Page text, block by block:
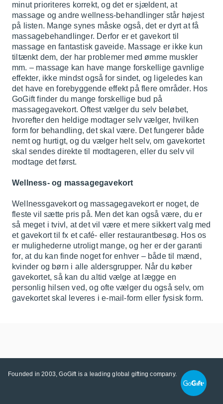
minut prioriteres korrekt, og det er sjældent, at
massage og andre wellness-behandlinger står højest
på listen. Mange synes måske også, det er dyrt at få
massagebehandlinger. Derfor er et gavekort til
massage en fantastisk gaveide. Massage er ikke kun
tiltænkt dem, der har problemer med ømme muskler
mm. – massage kan have mange forskellige gavnlige
effekter, ikke mindst også for sindet, og ligeledes kan
det have en forebyggende effekt på flere områder. Hos
GoGift finder du mange forskellige bud på
massagegavekort. Oftest vælger du selv beløbet,
hvorefter den heldige modtager selv vælger, hvilken
form for behandling, det skal være. Det fungerer både
nemt og hurtigt, og du vælger helt selv, om gavekortet
skal sendes direkte til modtageren, eller du selv vil
modtage det først.
Wellness- og massagegavekort
Wellnessgavekortog massagegavekort er noget, de
fleste vil sætte pris på. Men det kan også være, du er
så meget i tvivl, at det vil være et mere sikkert valg med
et gavekort til fx etcafé- eller restaurantbesøg. Hos os
er mulighederne utroligt mange, og her er der garanti
for, at du kan finde noget for enhver – både til mænd,
kvinder og børn i alle aldersgrupper. Når du køber
gavekortet, så kan du altid vælge at lægge en
personlig hilsen ved, og ofte vælger du også selv, om
gavekortet skal leveres i e-mail-form eller fysisk form.
Founded in 2003, GoGift is a leading global gifting company.